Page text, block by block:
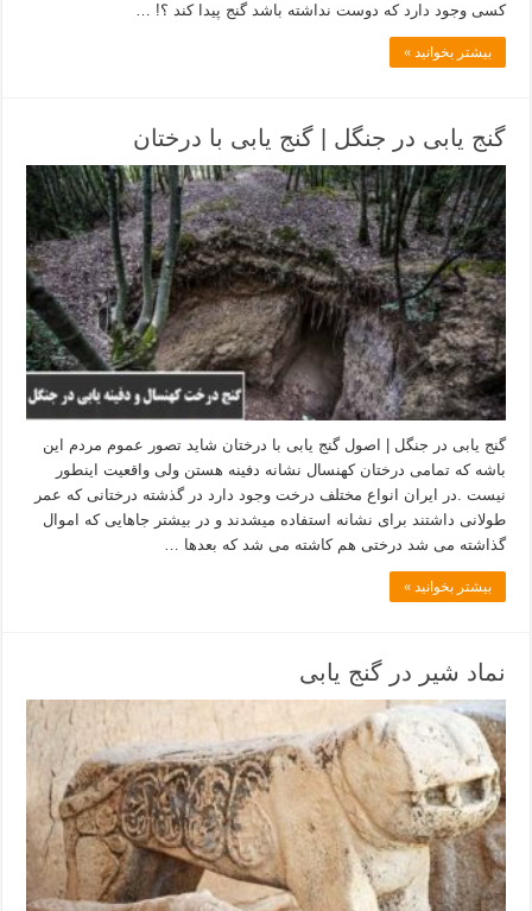
کسی وجود دارد که دوست نداشته باشد گنج پیدا کند ؟! …
بیشتر بخوانید »
گنج یابی در جنگل | گنج یابی با درختان
گنج یابی در جنگل | اصول گنج یابی با درختان شاید تصور عموم مردم این
باشه که تمامی درختان کهنسال نشانه دفینه هستن ولی واقعیت اینطور
نیست .در ایران انواع مختلف درخت وجود دارد در گذشته درختانی که عمر
طولانی داشتند برای نشانه استفاده میشدند و در بیشتر جاهایی که اموال
گذاشته می شد درختی هم کاشته می شد که بعدها …
بیشتر بخوانید »
نماد شیر در گنج یابی